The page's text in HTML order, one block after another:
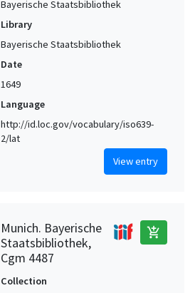
Bayerische Staatsbibliothek
Library
Bayerische Staatsbibliothek
Date
1649
Language
http://id.loc.gov/vocabulary/iso639-
2/lat
View entry
Munich. Bayerische
Staatsbibliothek,
Cgm 4487
add_shopping_cart
Collection